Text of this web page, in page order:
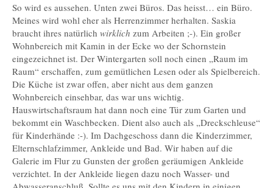
So wird es aussehen. Unten zwei Büros. Das heisst… ein Büro.
Meines wird wohl eher als Herrenzimmer herhalten. Saskia
braucht ihres natürlich wirklich zum Arbeiten ;-). Ein großer
Wohnbereich mit Kamin in der Ecke wo der Schornstein
eingezeichnet ist. Der Wintergarten soll noch einen „Raum im
Raum“ erschaffen, zum gemütlichen Lesen oder als Spielbereich.
Die Küche ist zwar offen, aber nicht aus dem ganzen
Wohnbereich einsehbar, das war uns wichtig.
Hauswirtschaftsraum hat dann noch eine Tür zum Garten und
bekommt ein Waschbecken. Dient also auch als „Dreckschleuse“
für Kinderhände :-). Im Dachgeschoss dann die Kinderzimmer,
Elternschlafzimmer, Ankleide und Bad. Wir haben auf die
Galerie im Flur zu Gunsten der großen geräumigen Ankleide
verzichtet. In der Ankleide liegen dazu noch Wasser- und